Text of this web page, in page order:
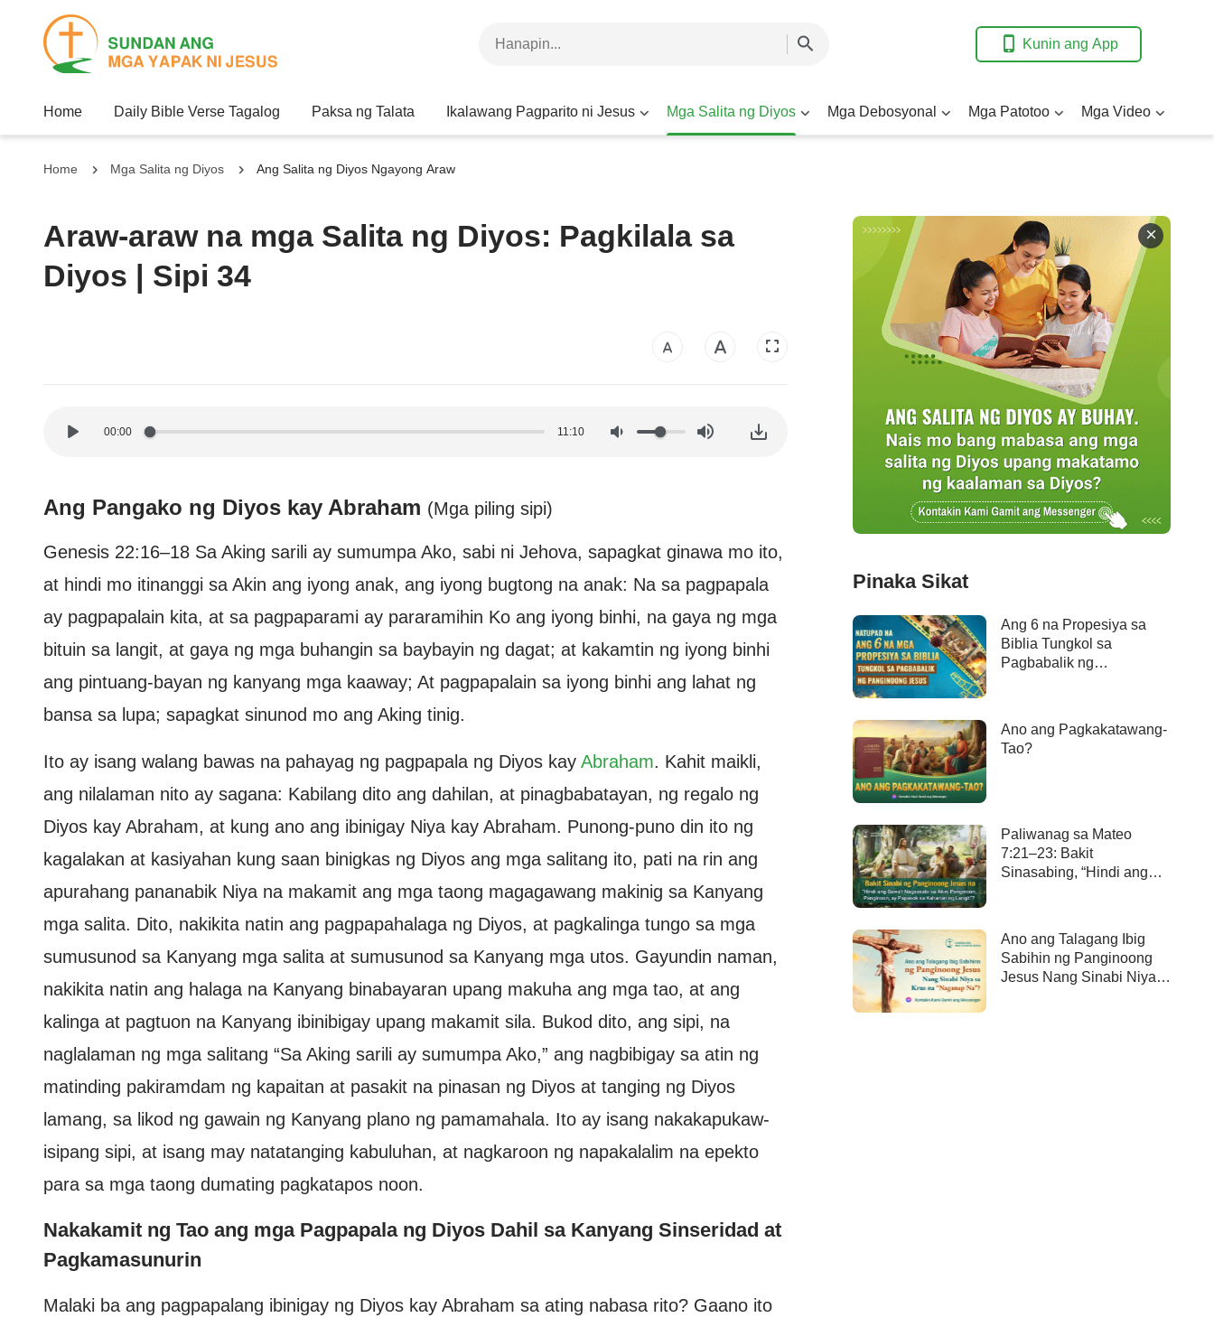
Kunin ang App
Home Daily Bible Verse Tagalog Paksa ng Talata Ikalawang Pagparito ni Jesus Mga Salita ng Diyos Mga Debosyonal Mga Patotoo Mga Video
Home Mga Salita ng Diyos Ang Salita ng Diyos Ngayong Araw
Araw-araw na mga Salita ng Diyos: Pagkilala sa
Diyos | Sipi 34
00:00 11:10
Ang Pangako ng Diyos kay Abraham (Mga piling sipi)
Genesis 22:16–18 Sa Aking sarili ay sumumpa Ako, sabi ni Jehova, sapagkat ginawa mo ito,
at hindi mo itinanggi sa Akin ang iyong anak, ang iyong bugtong na anak: Na sa pagpapala
ay pagpapalain kita, at sa pagpaparami ay pararamihin Ko ang iyong binhi, na gaya ng mga
bituin sa langit, at gaya ng mga buhangin sa baybayin ng dagat; at kakamtin ng iyong binhi
ang pintuang-bayan ng kanyang mga kaaway; At pagpapalain sa iyong binhi ang lahat ng
bansa sa lupa; sapagkat sinunod mo ang Aking tinig.
Ito ay isang walang bawas na pahayag ng pagpapala ng Diyos kay Abraham. Kahit maikli,
ang nilalaman nito ay sagana: Kabilang dito ang dahilan, at pinagbabatayan, ng regalo ng
Diyos kay Abraham, at kung ano ang ibinigay Niya kay Abraham. Punong-puno din ito ng
kagalakan at kasiyahan kung saan binigkas ng Diyos ang mga salitang ito, pati na rin ang
apurahang pananabik Niya na makamit ang mga taong magagawang makinig sa Kanyang
mga salita. Dito, nakikita natin ang pagpapahalaga ng Diyos, at pagkalinga tungo sa mga
sumusunod sa Kanyang mga salita at sumusunod sa Kanyang mga utos. Gayundin naman,
nakikita natin ang halaga na Kanyang binabayaran upang makuha ang mga tao, at ang
kalinga at pagtuon na Kanyang ibinibigay upang makamit sila. Bukod dito, ang sipi, na
naglalaman ng mga salitang “Sa Aking sarili ay sumumpa Ako,” ang nagbibigay sa atin ng
matinding pakiramdam ng kapaitan at pasakit na pinasan ng Diyos at tanging ng Diyos
lamang, sa likod ng gawain ng Kanyang plano ng pamamahala. Ito ay isang nakakapukaw-
isipang sipi, at isang may natatanging kabuluhan, at nagkaroon ng napakalalim na epekto
para sa mga taong dumating pagkatapos noon.
Nakakamit ng Tao ang mga Pagpapala ng Diyos Dahil sa Kanyang Sinseridad at
Pagkamasunurin
Malaki ba ang pagpapalang ibinigay ng Diyos kay Abraham sa ating nabasa rito? Gaano ito
Pinaka Sikat
Ang 6 na Propesiya sa
Biblia Tungkol sa
Pagbabalik ng
Ano ang Pagkakatawang-
Tao?
Paliwanag sa Mateo
7:21–23: Bakit
Sinasabing, “Hindi ang
ng langit”?
Ano ang Talagang Ibig
Sabihin ng Panginoong
Jesus Nang Sinabi Niya